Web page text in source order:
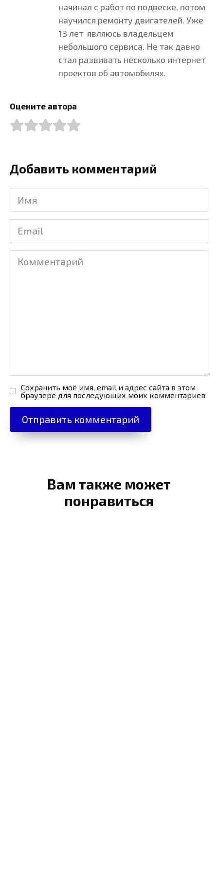
начинал с работ по подвеске, потом
научился ремонту двигателей. Уже
13 лет являюсь владельцем
небольшого сервиса. Не так давно
стал развивать несколько интернет
проектов об автомобилях.
Оцените автора
Добавить комментарий
Имя
Email
Комментарий
Сохранить моё имя, email и адрес сайта в этом
браузере для последующих моих комментариев.
Вам также может
понравиться